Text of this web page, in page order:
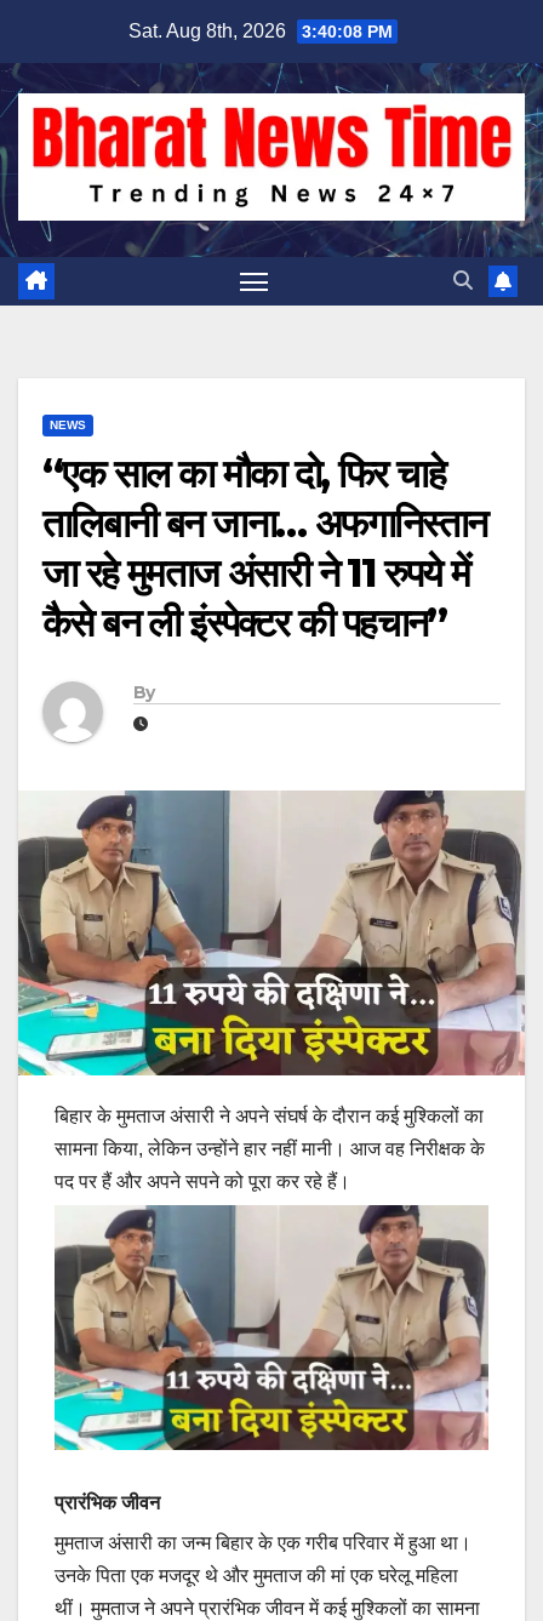
content
Sat. Aug 8th, 2026 3:40:08 PM
NEWS
“एक साल का मौका दो, फिर चाहे
तालिबानी बन जाना… अफगानिस्तान
जा रहे मुमताज अंसारी ने 11 रुपये में
कैसे बन ली इंस्पेक्टर की पहचान”
By
बिहार के मुमताज अंसारी ने अपने संघर्ष के दौरान कई मुश्किलों का
सामना किया, लेकिन उन्होंने हार नहीं मानी। आज वह निरीक्षक के
पद पर हैं और अपने सपने को पूरा कर रहे हैं।
प्रारंभिक जीवन
मुमताज अंसारी का जन्म बिहार के एक गरीब परिवार में हुआ था।
उनके पिता एक मजदूर थे और मुमताज की मां एक घरेलू महिला
थीं। मुमताज ने अपने प्रारंभिक जीवन में कई मुश्किलों का सामना